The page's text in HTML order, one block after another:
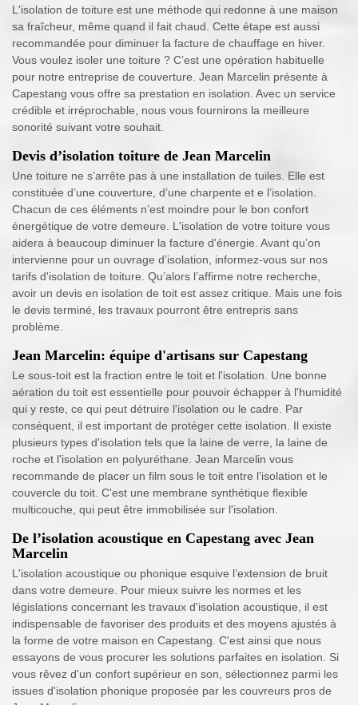
L'isolation de toiture est une méthode qui redonne à une maison
sa fraîcheur, même quand il fait chaud. Cette étape est aussi
recommandée pour diminuer la facture de chauffage en hiver.
Vous voulez isoler une toiture ? C’est une opération habituelle
pour notre entreprise de couverture. Jean Marcelin présente à
Capestang vous offre sa prestation en isolation. Avec un service
crédible et irréprochable, nous vous fournirons la meilleure
sonorité suivant votre souhait.
Devis d’isolation toiture de Jean Marcelin
Une toiture ne s’arrête pas à une installation de tuiles. Elle est
constituée d’une couverture, d’une charpente et e l’isolation.
Chacun de ces éléments n’est moindre pour le bon confort
énergétique de votre demeure. L'isolation de votre toiture vous
aidera à beaucoup diminuer la facture d'énergie. Avant qu’on
intervienne pour un ouvrage d’isolation, informez-vous sur nos
tarifs d'isolation de toiture. Qu’alors l’affirme notre recherche,
avoir un devis en isolation de toit est assez critique. Mais une fois
le devis terminé, les travaux pourront être entrepris sans
problème.
Jean Marcelin: équipe d'artisans sur Capestang
Le sous-toit est la fraction entre le toit et l'isolation. Une bonne
aération du toit est essentielle pour pouvoir échapper à l'humidité
qui y reste, ce qui peut détruire l'isolation ou le cadre. Par
conséquent, il est important de protéger cette isolation. Il existe
plusieurs types d'isolation tels que la laine de verre, la laine de
roche et l'isolation en polyuréthane. Jean Marcelin vous
recommande de placer un film sous le toit entre l'isolation et le
couvercle du toit. C'est une membrane synthétique flexible
multicouche, qui peut être immobilisée sur l'isolation.
De l’isolation acoustique en Capestang avec Jean
Marcelin
L'isolation acoustique ou phonique esquive l’extension de bruit
dans votre demeure. Pour mieux suivre les normes et les
législations concernant les travaux d'isolation acoustique, il est
indispensable de favoriser des produits et des moyens ajustés à
la forme de votre maison en Capestang. C'est ainsi que nous
essayons de vous procurer les solutions parfaites en isolation. Si
vous rêvez d'un confort supérieur en son, sélectionnez parmi les
issues d'isolation phonique proposée par les couvreurs pros de